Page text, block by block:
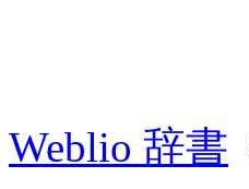
Weblio 辞書